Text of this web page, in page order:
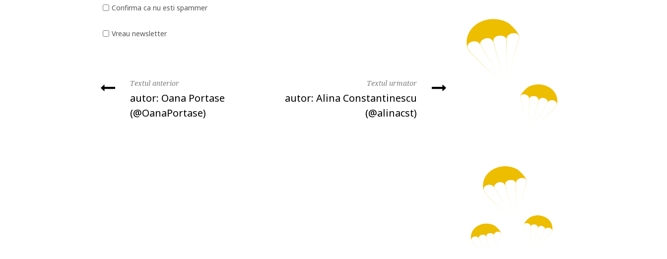
Confirma ca nu esti spammer
Vreau newsletter
Textul anterior
autor: Oana Portase
(@OanaPortase)
Textul urmator
autor: Alina Constantinescu
(@alinacst)